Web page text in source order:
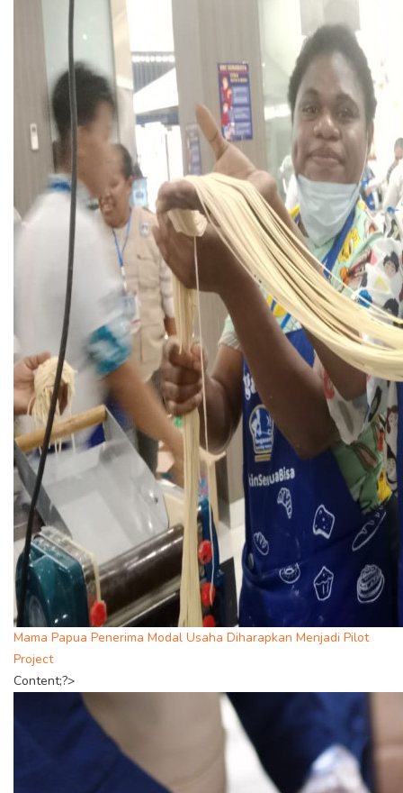
Mama Papua Penerima Modal Usaha Diharapkan Menjadi Pilot
Project
Content;?>